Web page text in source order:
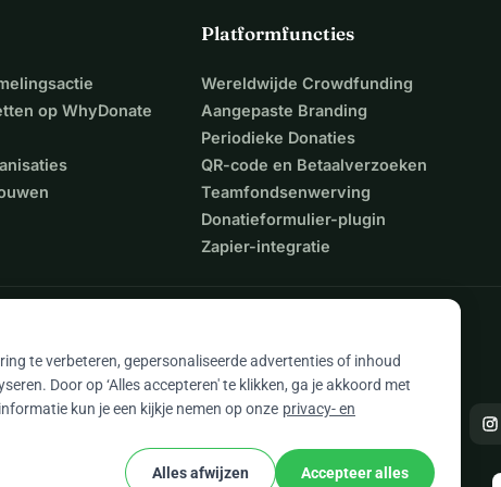
op WhyDonate
Platformfuncties
Wereldwijde Crowdfunding
Aangepaste Branding
Periodieke Donaties
QR-code en Betaalverzoeken
Teamfondsenwerving
Donatieformulier-plugin
Zapier-integratie
reviews
te verbeteren, gepersonaliseerde advertenties of inhoud
Door op ‘Alles accepteren' te klikken, ga je akkoord met
kun je een kijkje nemen op onze privacy- en
Alles afwijzen Accepteer alles